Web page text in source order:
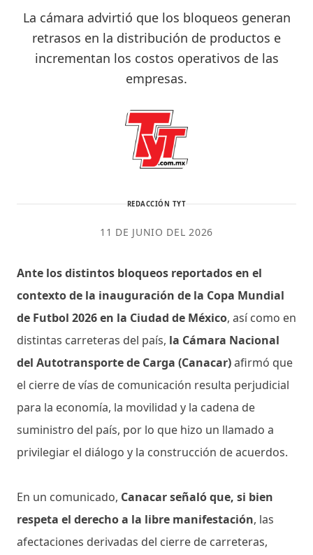
La cámara advirtió que los bloqueos generan
retrasos en la distribución de productos e
incrementan los costos operativos de las
empresas.
REDACCIÓN TYT
11 DE JUNIO DEL 2026
Ante los distintos bloqueos reportados en el
contexto de la inauguración de la Copa Mundial
de Futbol 2026 en la Ciudad de México, así como en
distintas carreteras del país, la Cámara Nacional
del Autotransporte de Carga (Canacar)afirmó que
el cierre de vías de comunicación resulta perjudicial
para la economía, la movilidad y la cadena de
suministro del país, por lo que hizo un llamado a
privilegiar el diálogo y la construcción de acuerdos.
En un comunicado, Canacar señaló que, si bien
respeta el derecho a la libre manifestación, las
afectaciones derivadas del cierre de carreteras,